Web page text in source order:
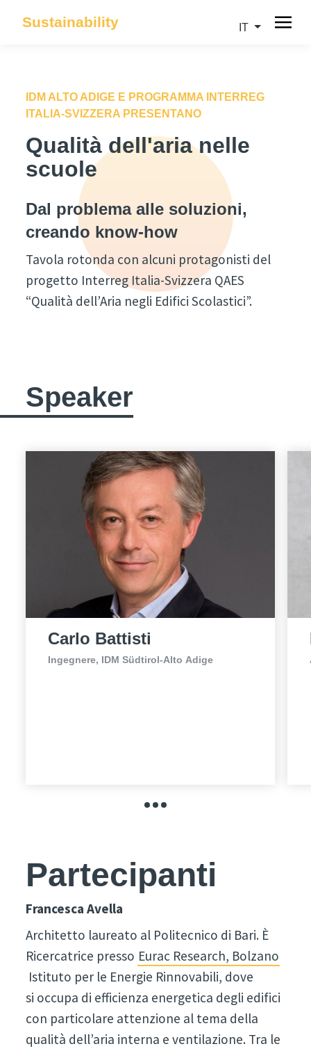
Sustainability IT
IDM ALTO ADIGE E PROGRAMMA INTERREG
ITALIA-SVIZZERA PRESENTANO
Qualità dell'aria nelle
scuole
Dal problema alle soluzioni,
creando know-how
Tavola rotonda con alcuni protagonisti del
progetto Interreg Italia-Svizzera QAES
“Qualità dell’Aria negli Edifici Scolastici”.
Speaker
Carlo Battisti
Ingegnere, IDM Südtirol-Alto Adige
Partecipanti
Francesca Avella
Architetto laureato al Politecnico di Bari. È
Ricercatrice presso Eurac Research, Bolzano
Istituto per le Energie Rinnovabili, dove
si occupa di efficienza energetica degli edifici
con particolare attenzione al tema della
qualità dell’aria interna e ventilazione. Tra le